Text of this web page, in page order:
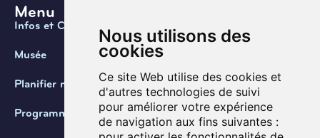
Nous utilisons des
cookies
Ce site Web utilise des cookies et
d'autres technologies de suivi
pour améliorer votre expérience
de navigation aux fins suivantes :
Menu
Infos et Contact
Musée
Planifier ma visite
Programmation